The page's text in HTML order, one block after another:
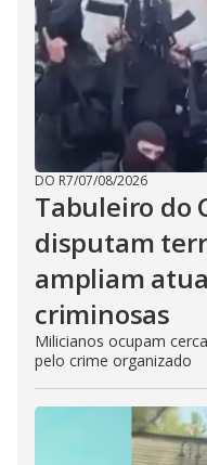
DO R7/07/08/2026
Tabuleiro do
disputam
ampliam
criminosas
Milicianos ocupam
pelo crime organizado